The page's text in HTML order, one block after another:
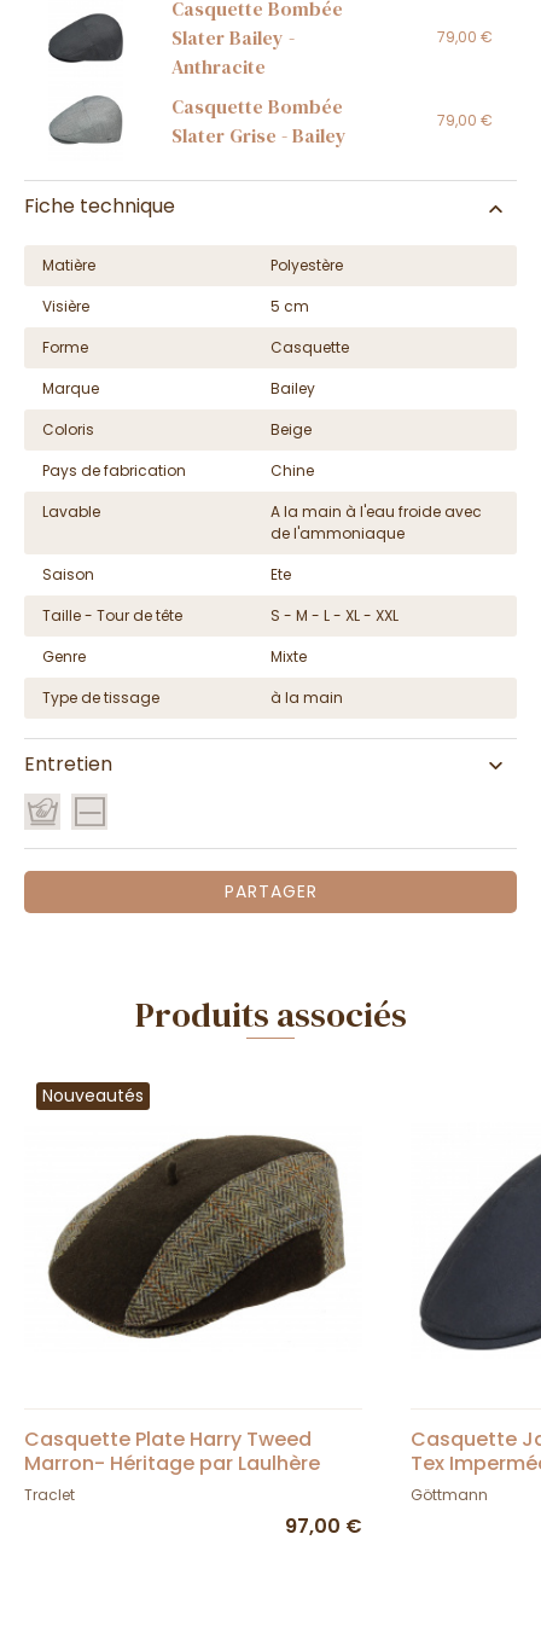
Casquette Bombée
Slater Bailey -
Anthracite
79,00 €
Casquette Bombée
Slater Grise - Bailey
79,00 €
Fiche technique
Matière
Polyestère
Visière
5 cm
Forme
Casquette
Marque
Bailey
Coloris
Beige
Pays de fabrication
Chine
Lavable
A la main à l'eau froide avec
de l'ammoniaque
Saison
Ete
Taille - Tour de tête
S - M - L - XL - XXL
Genre
Mixte
Type de tissage
à la main
Entretien
PARTAGER
Produits associés
Nouveautés
Casquette Plate Harry Tweed
Marron- Héritage par Laulhère
Traclet
97,00 €
Casquette
Tex
Göttmann
Göttmann